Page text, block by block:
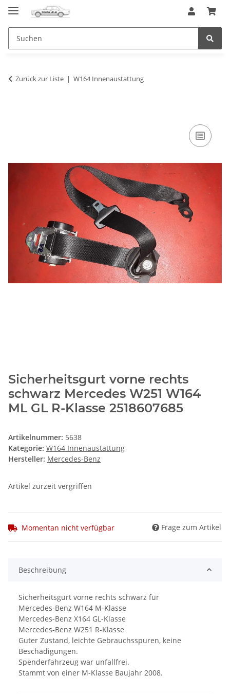
Zurück zur Liste W164 Innenaustattung
Sicherheitsgurt vorne rechts
schwarz Mercedes W251 W164
ML GL R-Klasse 2518607685
Artikelnummer: 5638
Kategorie: W164 Innenaustattung
Hersteller: Mercedes-Benz
Artikel zurzeit vergriffen
Momentan nicht verfügbar Frage zum Artikel
Beschreibung
Sicherheitsgurt vorne rechts schwarz für
Mercedes-Benz W164 M-Klasse
Mercedes-Benz X164 GL-Klasse
Mercedes-Benz W251 R-Klasse
Guter Zustand, leichte Gebrauchsspuren, keine
Beschädigungen.
Spenderfahrzeug war unfallfrei.
Stammt von einer M-Klasse Baujahr 2008.